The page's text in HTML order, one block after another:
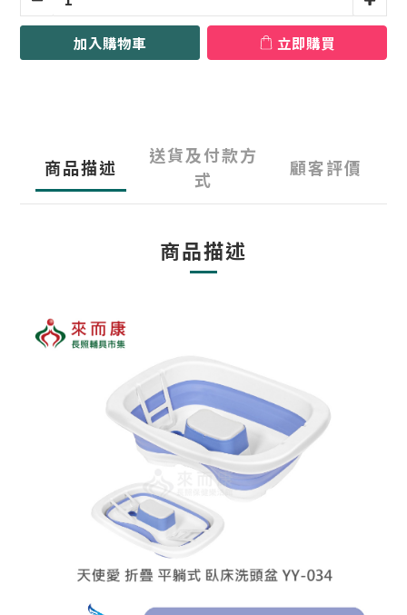
加入購物車 立即購買
商品描述
送貨及付款方
式
顧客評價
商品描述